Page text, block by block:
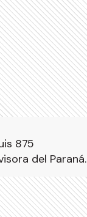
875
del Paraná.